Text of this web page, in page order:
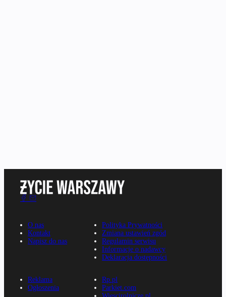
O nas
Kontakt
Napisz do nas
Polityka Prywatności
Zmiana ustawień zgód
Regulamin serwisu
Informacje o nadawcy
Deklaracja dostępności
Reklama
Ogłoszenia
Rp.pl
Parkiet.com